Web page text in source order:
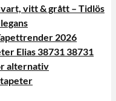
vitt & grått – Tidlös
2026